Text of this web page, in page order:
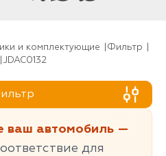
и комплектующие
фильтр
JDAC0132
ваш автомобиль —
для